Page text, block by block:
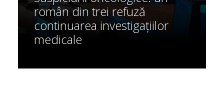
român din trei refuză
continuarea investigațiilor
medicale